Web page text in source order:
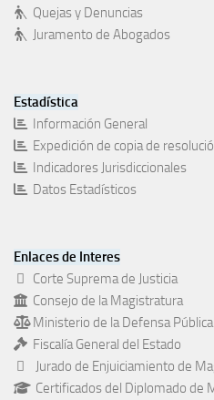
Quejas y Denuncias
Juramento de Abogados
Estadística
Información General
Expedición de copia de
Indicadores Jurisdiccionales
Datos Estadísticos
Enlaces de Interes
Corte Suprema de Justicia
Consejo de la Magistratura
Ministerio de la Defensa Pública
Fiscalía General del Estado
Jurado de Enjuiciamiento de
Certificados del Diplomado de